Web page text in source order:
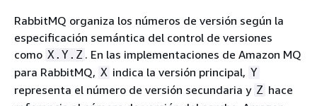
RabbitMQ organiza los números de versión según la
especificación semántica del control de versiones
como X.Y.Z . En las implementaciones de Amazon MQ
para RabbitMQ, X indica la versión principal, Y
representa el número de versión secundaria y Z hace